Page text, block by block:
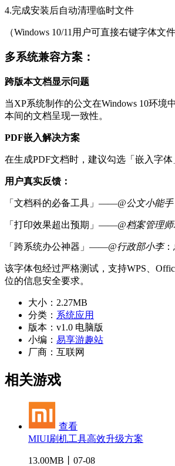
4.完成安装后自动清理临时文件
（Windows 10/11用户可直接右键字体文
多系统兼容方案：
跨版本文档显示问题
当XP系统制作的公文在Windows 10环
本间的文档呈现一致性。
PDF嵌入解决方案
在生成PDF文档时，建议勾选「嵌入字
用户真实反馈：
「文档科的必备工具」——@公文小能手
「打印效果超出预期」——@档案管理
「跨系统办公神器」——@行政部小李：
该字体包经过严格测试，支持WPS、
位的信息安全要求。
大小： 2.27MB
分类： 系统应用
版本： v1.0 电脑版
小编： 易享游趣站
厂商： 互联网
相关游戏
查看
MIUI刷机工具高效升级方案
13.00MB丨07-08